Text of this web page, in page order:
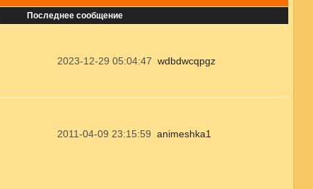
Последнее сообщение
2023-12-29 05:04:47 wdbdwcqpgz
2011-04-09 23:15:59 animeshka1